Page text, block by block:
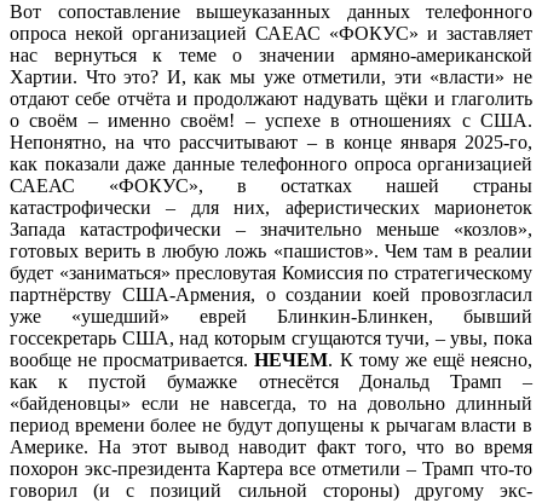
Вот сопоставление вышеуказанных данных телефонного
опроса некой организацией САЕАС «ФОКУС» и заставляет
нас вернуться к теме о значении армяно-американской
Хартии. Что это? И, как мы уже отметили, эти «власти» не
отдают себе отчёта и продолжают надувать щёки и глаголить
о своём – именно своём! – успехе в отношениях с США.
Непонятно, на что рассчитывают – в конце января 2025-го,
как показали даже данные телефонного опроса организацией
САЕАС «ФОКУС», в остатках нашей страны
катастрофически – для них, аферистических марионеток
Запада катастрофически – значительно меньше «козлов»,
готовых верить в любую ложь «пашистов». Чем там в реалии
будет «заниматься» пресловутая Комиссия по стратегическому
партнёрству США-Армения, о создании коей провозгласил
уже «ушедший» еврей Блинкин-Блинкен, бывший
госсекретарь США, над которым сгущаются тучи, – увы, пока
вообще не просматривается.НЕЧЕМ. К тому же ещё неясно,
как к пустой бумажке отнесётся Дональд Трамп –
«байденовцы» если не навсегда, то на довольно длинный
период времени более не будут допущены к рычагам власти в
Америке. На этот вывод наводит факт того, что во время
похорон экс-президента Картера все отметили – Трамп что-то
говорил (и с позиций сильной стороны) другому экс-